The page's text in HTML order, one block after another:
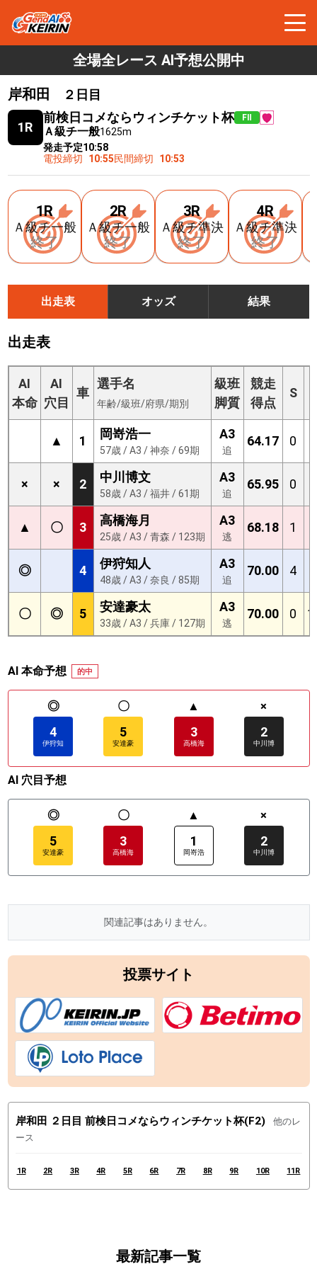
全場全レース AI予想公開中
岸和田
２日目
1R
前検日コメならウィンチケット杯 FⅡ
Ａ級チ一般1625m
発走予定10:58
電投締切
10:55民間締切 10:53
1R
Ａ級チ一般
終了
2R
Ａ級チ一般
終了
3R
Ａ級チ準決
終了
4R
Ａ級チ準決
終了
出走表 オッズ 結果
出走表
AI
本命
AI
穴目
車
選手名
年齢/級班/府県/期別
級班
脚質
競走
得点
S
▲ 1 岡嵜浩一
57歳 / A3 / 神奈 / 69期
A3
追
64.17 0
× × 2 中川博文
58歳 / A3 / 福井 / 61期
A3
追
65.95 0
▲ 〇 3 高橋海月
25歳 / A3 / 青森 / 123期
A3
逃
68.18 1
◎ 4 伊狩知人
48歳 / A3 / 奈良 / 85期
A3
追
70.00 4
〇 ◎ 5 安達豪太
33歳 / A3 / 兵庫 / 127期
A3
逃
70.00 0
AI 本命予想 的中
◎
4
伊狩知
〇
5
安達豪
▲
3
高橋海
×
2
中川博
AI 穴目予想
◎
5
安達豪
〇
3
高橋海
▲
1
岡嵜浩
×
2
中川博
関連記事はありません。
投票サイト
岸和田 ２日目 前検日コメならウィンチケット杯(F2)
他のレ
ース
1R 2R 3R 4R 5R 6R 7R 8R 9R 10R 11R
最新記事一覧